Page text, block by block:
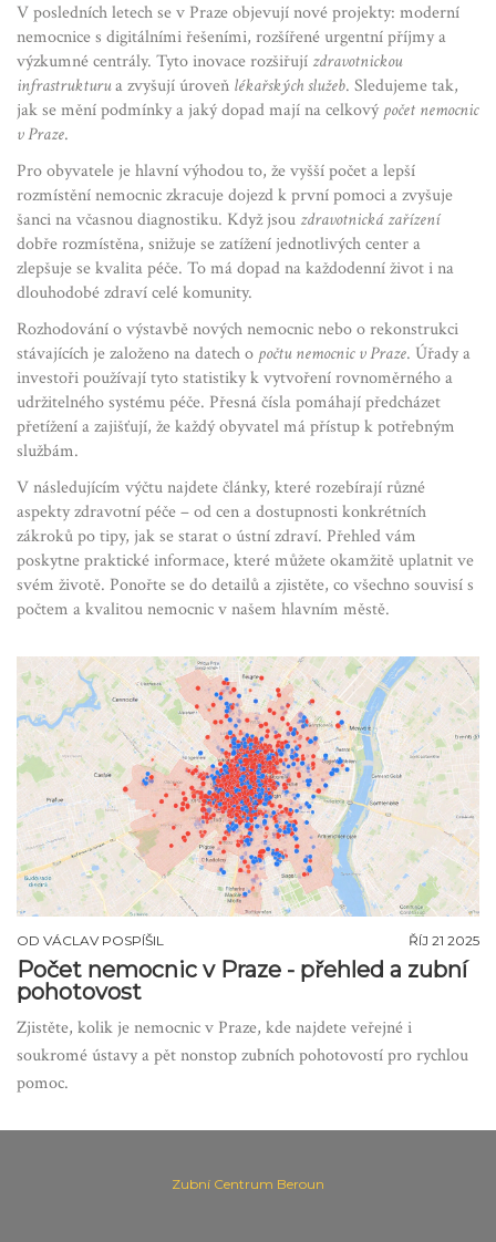
V posledních letech se v Praze objevují nové projekty: moderní
nemocnice s digitálními řešeními, rozšířené urgentní příjmy a
výzkumné centrály. Tyto inovace rozšiřují zdravotnickou
infrastrukturua zvyšují úroveň lékařských služeb. Sledujeme tak,
jak se mění podmínky a jaký dopad mají na celkový počet nemocnic
v Praze.
Pro obyvatele je hlavní výhodou to, že vyšší počet a lepší
rozmístění nemocnic zkracuje dojezd k první pomoci a zvyšuje
šanci na včasnou diagnostiku. Když jsou zdravotnická zařízení
dobře rozmístěna, snižuje se zatížení jednotlivých center a
zlepšuje se kvalita péče. To má dopad na každodenní život i na
dlouhodobé zdraví celé komunity.
Rozhodování o výstavbě nových nemocnic nebo o rekonstrukci
stávajících je založeno na datech o počtu nemocnic v Praze. Úřady a
investoři používají tyto statistiky k vytvoření rovnoměrného a
udržitelného systému péče. Přesná čísla pomáhají předcházet
přetížení a zajišťují, že každý obyvatel má přístup k potřebným
službám.
V následujícím výčtu najdete články, které rozebírají různé
aspekty zdravotní péče – od cen a dostupnosti konkrétních
zákroků po tipy, jak se starat o ústní zdraví. Přehled vám
poskytne praktické informace, které můžete okamžitě uplatnit ve
svém životě. Ponořte se do detailů a zjistěte, co všechno souvisí s
počtem a kvalitou nemocnic v našem hlavním městě.
OD VÁCLAV POSPÍŠIL ŘÍJ 21 2025
Počet nemocnic v Praze - přehled a zubní
pohotovost
Zjistěte, kolik je nemocnic v Praze, kde najdete veřejné i
soukromé ústavy a pět nonstop zubních pohotovostí pro rychlou
pomoc.
Zubní Centrum Beroun